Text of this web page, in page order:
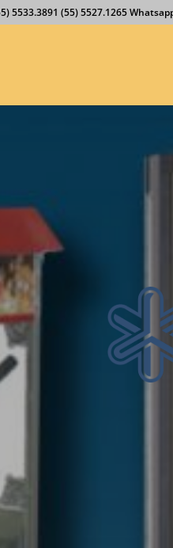
5533.3891 (55) 5527.1265